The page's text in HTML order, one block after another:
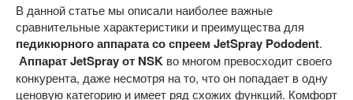
В данной статье мы описали наиболее важные
сравнительные характеристики и преимущества для
педикюрного аппарата со спреем JetSpray Pododent.
Аппарат JetSpray от NSK во многом превосходит своего
конкурента, даже несмотря на то, что он попадает в одну
ценовую категорию и имеет ряд схожих функций. Комфорт